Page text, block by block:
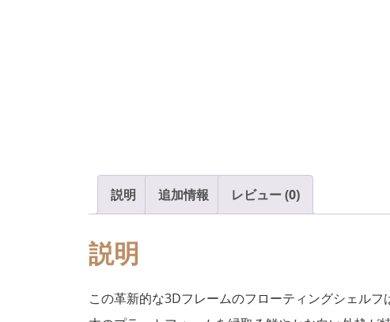
説明 追加情報 レビュー (0)
説明
この革新的な3Dフレームのフローティングシェル